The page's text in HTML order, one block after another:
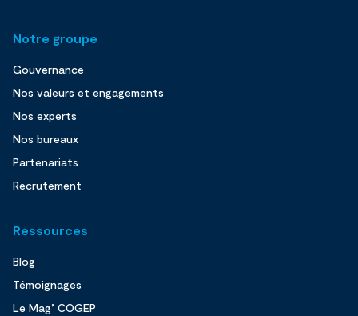
Notre groupe
Gouvernance
Nos valeurs et engagements
Nos experts
Nos bureaux
Partenariats
Recrutement
Ressources
Blog
Témoignages
Le Mag’ COGEP